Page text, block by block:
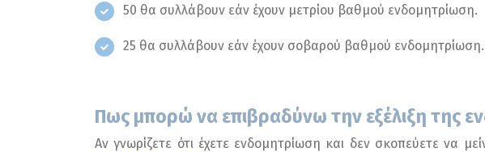
50 θα συλλάβουν εάν έχουν μετρίου βαθμού ενδομητρίωση.
25 θα συλλάβουν εάν έχουν σοβαρού βαθμού ενδομητρίωση.
Πως μπορώ να επιβραδύνω την εξέλιξη της
Αν γνωρίζετε ότι έχετε ενδομητρίωση και δεν σκοπεύετε να